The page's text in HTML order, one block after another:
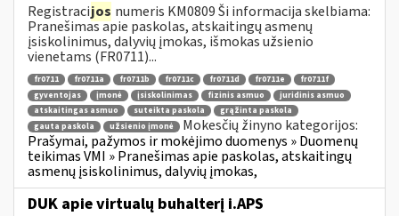
Registracijos numeris KM0809 Ši informacija skelbiama:
Pranešimas apie paskolas, atskaitingų asmenų
įsiskolinimus, dalyvių įmokas, išmokas užsienio
vienetams (FR0711)...
fr0711 fr0711a fr0711b fr0711c fr0711d fr0711e
fr0711f
gyventojas
įmonė įsiskolinimas fizinis asmuo
juridinis asmuo
atskaitingas asmuo
suteikta paskola
grąžinta paskola
gauta paskola
užsienio įmonė
Mokesčių žinyno kategorijos:
Prašymai, pažymos ir mokėjimo duomenys » Duomenų
teikimas VMI » Pranešimas apie paskolas, atskaitingų
asmenų įsiskolinimus, dalyvių įmokas,
DUK apie virtualų buhalterį i.APS